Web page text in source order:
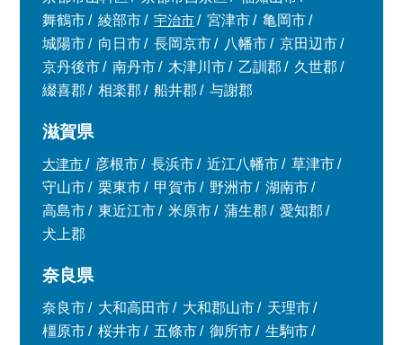
舞鶴市
綾部市 宇治市 宮津市
亀岡市
城陽市
向日市 長岡京市 八幡市
京田辺市
京丹後市
南丹市 木津川市 乙訓郡
久世郡
綴喜郡
相楽郡 船井郡 与謝郡
滋賀県
大津市 彦根市 長浜市 近江八幡市
草津市
守山市
栗東市 甲賀市 野洲市
湖南市
高島市
東近江市 米原市 蒲生郡
愛知郡
犬上郡
奈良県
奈良市 大和高田市 大和郡山市
天理市
橿原市
桜井市 五條市 御所市
生駒市